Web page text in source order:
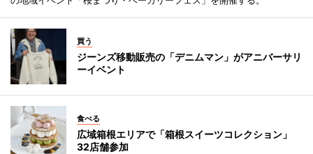
買う
ジーンズ移動販売の「デニムマン」がアニバーサリ
ーイベント
食べる
広域箱根エリアで「箱根スイーツコレクション」
32店舗参加